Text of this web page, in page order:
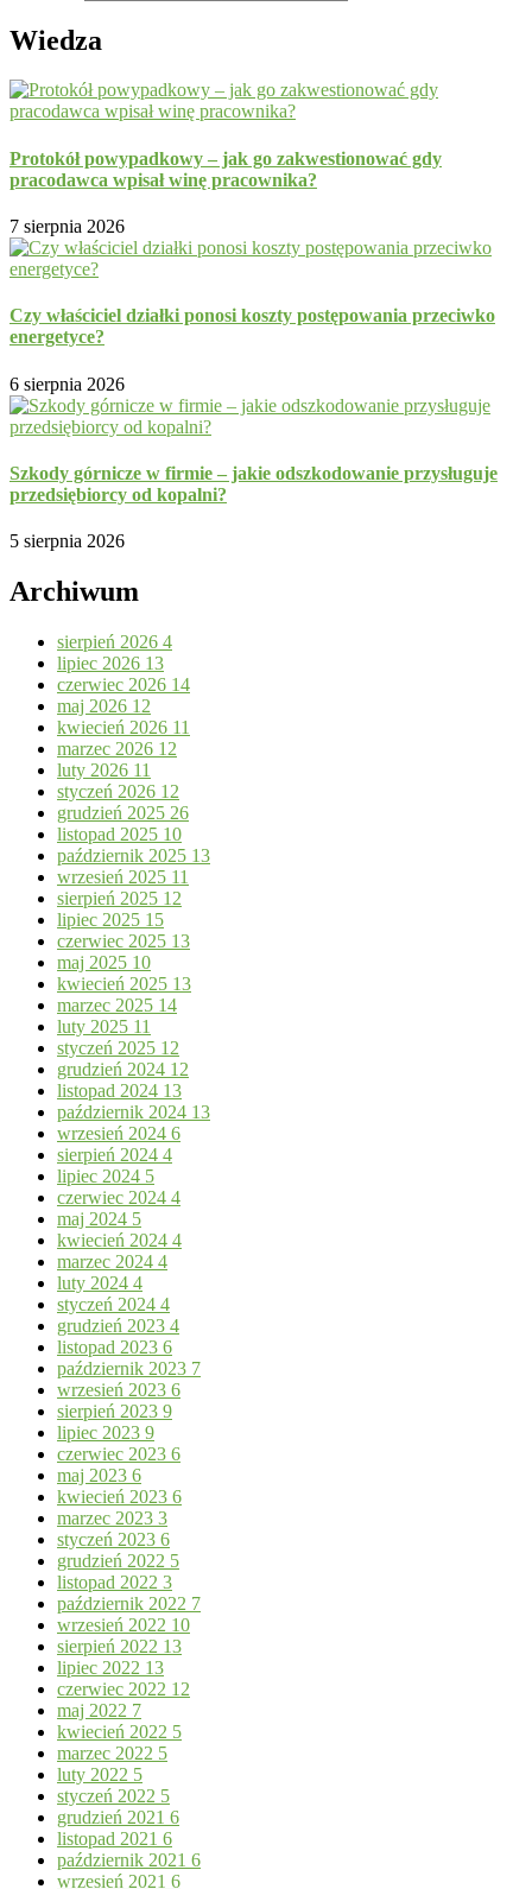
Wiedza
Protokół powypadkowy – jak go zakwestionować gdy
pracodawca wpisał winę pracownika?
7 sierpnia 2026
Czy właściciel działki ponosi koszty postępowania przeciwko
energetyce?
6 sierpnia 2026
Szkody górnicze w firmie – jakie odszkodowanie przysługuje
przedsiębiorcy od kopalni?
5 sierpnia 2026
Archiwum
sierpień 2026 4
lipiec 2026 13
czerwiec 2026 14
maj 2026 12
kwiecień 2026 11
marzec 2026 12
luty 2026 11
styczeń 2026 12
grudzień 2025 26
listopad 2025 10
październik 2025 13
wrzesień 2025 11
sierpień 2025 12
lipiec 2025 15
czerwiec 2025 13
maj 2025 10
kwiecień 2025 13
marzec 2025 14
luty 2025 11
styczeń 2025 12
grudzień 2024 12
listopad 2024 13
październik 2024 13
wrzesień 2024 6
sierpień 2024 4
lipiec 2024 5
czerwiec 2024 4
maj 2024 5
kwiecień 2024 4
marzec 2024 4
luty 2024 4
styczeń 2024 4
grudzień 2023 4
listopad 2023 6
październik 2023 7
wrzesień 2023 6
sierpień 2023 9
lipiec 2023 9
czerwiec 2023 6
maj 2023 6
kwiecień 2023 6
marzec 2023 3
styczeń 2023 6
grudzień 2022 5
listopad 2022 3
październik 2022 7
wrzesień 2022 10
sierpień 2022 13
lipiec 2022 13
czerwiec 2022 12
maj 2022 7
kwiecień 2022 5
marzec 2022 5
luty 2022 5
styczeń 2022 5
grudzień 2021 6
listopad 2021 6
październik 2021 6
wrzesień 2021 6